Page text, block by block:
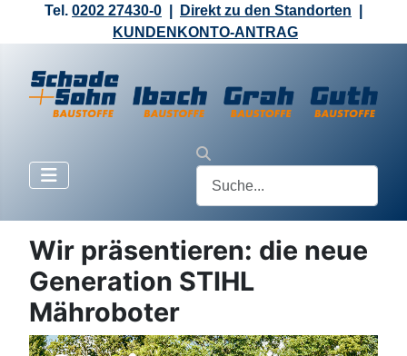
Tel. 0202 27430-0 Direkt zu den Standorten
KUNDENKONTO-ANTRAG
Wir präsentieren: die neue
Generation STIHL
Mähroboter